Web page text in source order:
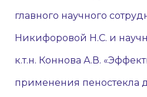
главного научного
Никифоровой Н.С. и
к.т.н. Коннова А.В.
применения пеностекла